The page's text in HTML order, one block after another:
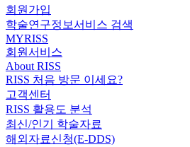
회원가입
학술연구정보서비스 검색
MYRISS
회원서비스
About RISS
RISS 처음 방문 이세요?
고객센터
RISS 활용도 분석
최신/인기 학술자료
해외자료신청(E-DDS)